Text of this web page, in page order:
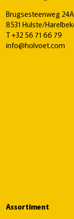
Brugsesteenweg 24A
8531 Hulste/
T+32 56 71 66 79
info@holvoet.com
Assortiment